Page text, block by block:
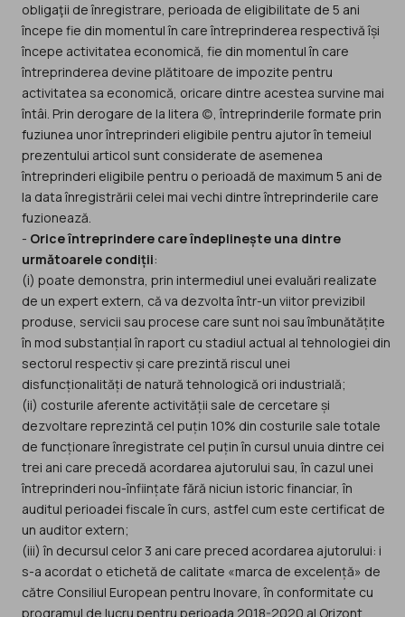
obligaţii de înregistrare, perioada de eligibilitate de 5 ani
începe fie din momentul în care întreprinderea respectivă își
începe activitatea economică, fie din momentul în care
întreprinderea devine plătitoare de impozite pentru
activitatea sa economică, oricare dintre acestea survine mai
întâi. Prin derogare de la litera (c), întreprinderile formate prin
fuziunea unor întreprinderi eligibile pentru ajutor în temeiul
prezentului articol sunt considerate de asemenea
întreprinderi eligibile pentru o perioadă de maximum 5 ani de
la data înregistrării celei mai vechi dintre întreprinderile care
fuzionează.
- Orice întreprindere care îndeplinește una dintre
următoarele condiții:
(i) poate demonstra, prin intermediul unei evaluări realizate
de un expert extern, că va dezvolta într-un viitor previzibil
produse, servicii sau procese care sunt noi sau îmbunătățite
în mod substanțial în raport cu stadiul actual al tehnologiei din
sectorul respectiv și care prezintă riscul unei
disfuncționalități de natură tehnologică ori industrială;
(ii) costurile aferente activității sale de cercetare și
dezvoltare reprezintă cel puțin 10% din costurile sale totale
de funcționare înregistrate cel puțin în cursul unuia dintre cei
trei ani care precedă acordarea ajutorului sau, în cazul unei
întreprinderi nou-înființate fără niciun istoric financiar, în
auditul perioadei fiscale în curs, astfel cum este certificat de
un auditor extern;
(iii) în decursul celor 3 ani care preced acordarea ajutorului: i
s-a acordat o etichetă de calitate «marca de excelență» de
către Consiliul European pentru Inovare, în conformitate cu
programul de lucru pentru perioada 2018-2020 al Orizont